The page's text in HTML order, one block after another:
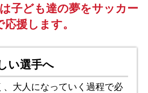
子ども達の夢をサッカー
応援します。
い選手へ
、大人になっていく過程で必